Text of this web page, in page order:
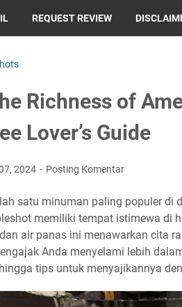
REQUEST REVIEW
Richness of
Lover’s Guide
2024 Posting Komentar
satu minuman paling populer di
memiliki tempat istimewa di
air panas ini menawarkan cita
Anda menyelami lebih
tips untuk menyajikannya